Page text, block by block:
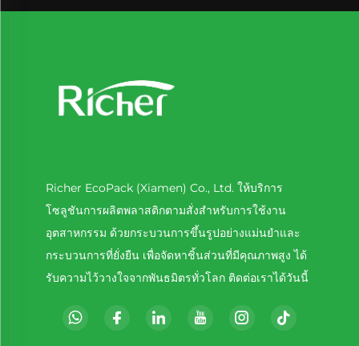
Richer EcoPack (Xiamen) Co., Ltd. ให้บริการ
โซลูชันการผลิตพลาสติกตามสั่งสำหรับการใช้งาน
อุตสาหกรรม ด้วยกระบวนการขึ้นรูปอย่างแม่นยำและ
กระบวนการที่ยั่งยืน เพื่อจัดหาชิ้นส่วนที่มีคุณภาพสูง ได้
รับความไว้วางใจจากพันธมิตรทั่วโลก ติดต่อเราได้วันนี้